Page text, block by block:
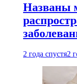
Названы
2 года спустя2